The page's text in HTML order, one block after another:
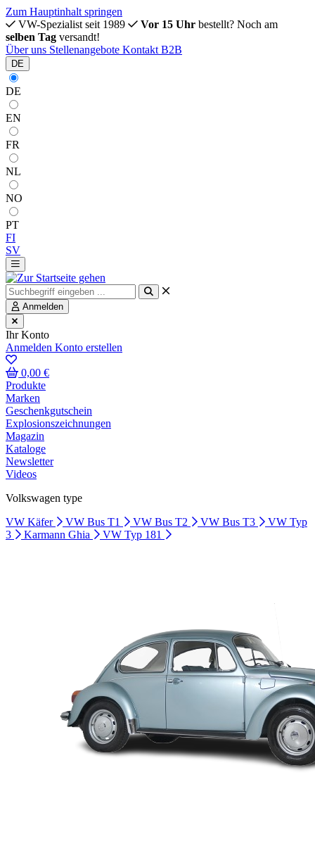
Zum Hauptinhalt springen
VW-Spezialist seit 1989
Vor 15 Uhr bestellt? Noch am
selben Tag versandt!
Über uns Stellenangebote Kontakt B2B
DE
DE
EN
FR
NL
NO
PT
FI
SV
Anmelden
Ihr Konto
Anmelden Konto erstellen
0,00 €
Produkte
Marken
Geschenkgutschein
Explosionszeichnungen
Magazin
Kataloge
Newsletter
Videos
Volkswagen type
VW Käfer
VW Bus T1 VW Bus T2 VW Bus T3
VW Typ
3
Karmann Ghia VW Typ 181